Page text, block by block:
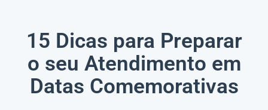
15 Dicas para Preparar
o seu Atendimento em
Datas Comemorativas